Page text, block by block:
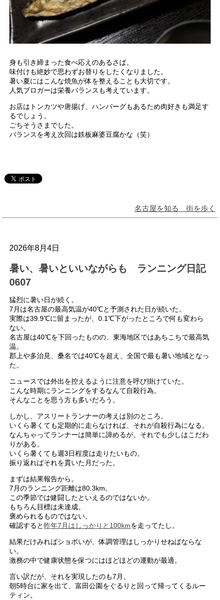
身も引き締まった食べ応えのあるさば。
味付けも絶妙で思わずお替りをしたくなりました。
暑い夏にはこんな焼魚が体を整えることも大切です。
人気ブロガーは栄養バランスも考えています。
お店はトンカツや唐揚げ、ハンバーグもあるため肉好きも満足す
るでしょう。
ごちそうさまでした。
バランスを考え次回は鉄板麻婆豆腐かな（笑）
名古屋を知る 街を歩く
2026年8月4日
暑い、暑いといいながらも ランニング日記
0607
猛烈に暑い日が続く。
7月は名古屋の最高気温が40℃と予測された日が続いた。
実際は39.9℃に留まったが、0.1℃下がったところで何も変わら
ない。
名古屋は40℃を下回ったものの、東海地区ではあちこちで最高気
温。
郡上や多治見、桑名では40℃を超え、全国で最も暑い地域となっ
た。
ニュースでは外出を控えるように注意を呼び掛けていた。
こんな時期にランニングをするなんて自殺行為。
そんなことを思う方も多いだろう。
しかし、アスリートランナーの考えは別のところ。
いくら暑くても定期的に走らなければ、それが自殺行為になる。
なんちゃってランナーは簡単に諦めるが、それでも少しはこだわ
りがある。
いくら暑くても週3日程度は走りたいもの。
振り返ればそれを貫いた月だった。
まずは結果報告から。
7月のランニング距離は80.3km。
この季節では健闘したといえるのではないか。
もちろん目標は未達成。
褒められるものではない。
確認すると昨年7月はしっかりと100kmを走ってたし。
結果だけみればショボいが、体調管理はしっかりせねばならな
い。
激務の中で健康状態を保つにはほどほどの運動が最適。
言い訳だが、それを実現したのも7月。
朝5時台に家を出て、富田公園をぐるりと回って帰ってくるルー
ティン。